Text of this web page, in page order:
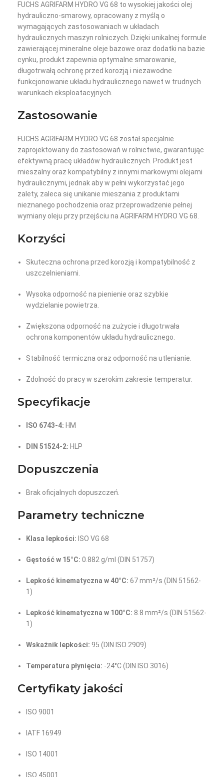
FUCHS AGRIFARM HYDRO VG 68 to wysokiej jakości olej
hydrauliczno-smarowy, opracowany z myślą o
wymagających zastosowaniach w układach
hydraulicznych maszyn rolniczych. Dzięki unikalnej formule
zawierającej mineralne oleje bazowe oraz dodatki na bazie
cynku, produkt zapewnia optymalne smarowanie,
długotrwałą ochronę przed korozją i niezawodne
funkcjonowanie układu hydraulicznego nawet w trudnych
warunkach eksploatacyjnych.
Zastosowanie
FUCHS AGRIFARM HYDRO VG 68 został specjalnie
zaprojektowany do zastosowań w rolnictwie, gwarantując
efektywną pracę układów hydraulicznych. Produkt jest
mieszalny oraz kompatybilny z innymi markowymi olejami
hydraulicznymi, jednak aby w pełni wykorzystać jego
zalety, zaleca się unikanie mieszania z produktami
nieznanego pochodzenia oraz przeprowadzenie pełnej
wymiany oleju przy przejściu na AGRIFARM HYDRO VG 68.
Korzyści
Skuteczna ochrona przed korozją i kompatybilność z
uszczelnieniami.
Wysoka odporność na pienienie oraz szybkie
wydzielanie powietrza.
Zwiększona odporność na zużycie i długotrwała
ochrona komponentów układu hydraulicznego.
Stabilność termiczna oraz odporność na utlenianie.
Zdolność do pracy w szerokim zakresie temperatur.
Specyfikacje
ISO 6743-4: HM
DIN 51524-2: HLP
Dopuszczenia
Brak oficjalnych dopuszczeń.
Parametry techniczne
Klasa lepkości: ISO VG 68
Gęstość w 15°C: 0.882 g/ml (DIN 51757)
Lepkość kinematyczna w 40°C: 67 mm²/s (DIN 51562-
1)
Lepkość kinematyczna w 100°C: 8.8 mm²/s (DIN 51562-
1)
Wskaźnik lepkości: 95 (DIN ISO 2909)
Temperatura płynięcia: -24°C (DIN ISO 3016)
Certyfikaty jakości
ISO 9001
IATF 16949
ISO 14001
ISO 45001